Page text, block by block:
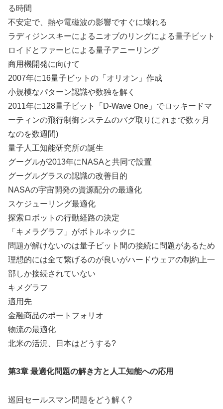
る時間
不安定で、熱や電磁波の影響ですぐに壊れる
ラディジンスキーによるニオブのリングによる量子ビット
ロイドとファーヒによる量子アニーリング
商用機開発に向けて
2007年に16量子ビットの「オリオン」作成
小規模なパターン認識や数独を解く
2011年に128量子ビット「D-Wave One」でロッキードマ
ーティンの飛行制御システムのバグ取り(これまで数ヶ月
なのを数週間)
量子人工知能研究所の誕生
グーグルが2013年にNASAと共同で設置
グーグルグラスの認識の改善目的
NASAの宇宙開発の資源配分の最適化
スケジューリング最適化
探索ロボットの行動経路の決定
「キメラグラフ」がボトルネックに
問題が解けないのは量子ビット間の接続に問題があるため
理想的には全て繋げるのが良いがハードウェアの制約上一
部しか接続されていない
キメグラフ
適用先
金融商品のポートフォリオ
物流の最適化
北米の活況、日本はどうする?
第3章 最適化問題の解き方と人工知能への応用
巡回セールスマン問題をどう解く?